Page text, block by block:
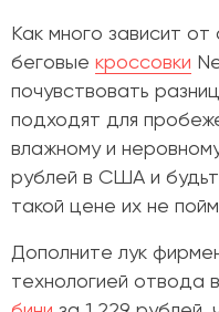
Как много зависит
беговые кроссовки
почувствовать
подходят для
влажному и
рублей в США и
такой цене их не
Дополните лук
технологией отвода